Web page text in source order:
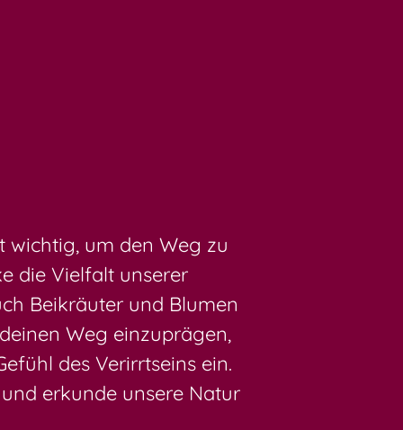
wichtig, um den Weg zu
die Vielfalt unserer
Beikräuter und Blumen
Weg einzuprägen,
des Verirrtseins ein.
erkunde unsere Natur